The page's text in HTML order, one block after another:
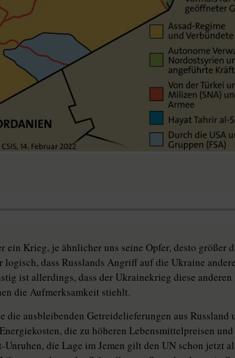
ein Krieg, je ähnlicher uns seine Opfer, desto größer
logisch, dass Russlands Angriff auf die Ukraine
ist allerdings, dass der Ukrainekrieg diese
die Aufmerksamkeit stiehlt.
die ausbleibenden Getreidelieferungen aus Russland
die zu höheren Lebensmittelpreisen
die Lage im Jemen gilt den UN schon jetzt